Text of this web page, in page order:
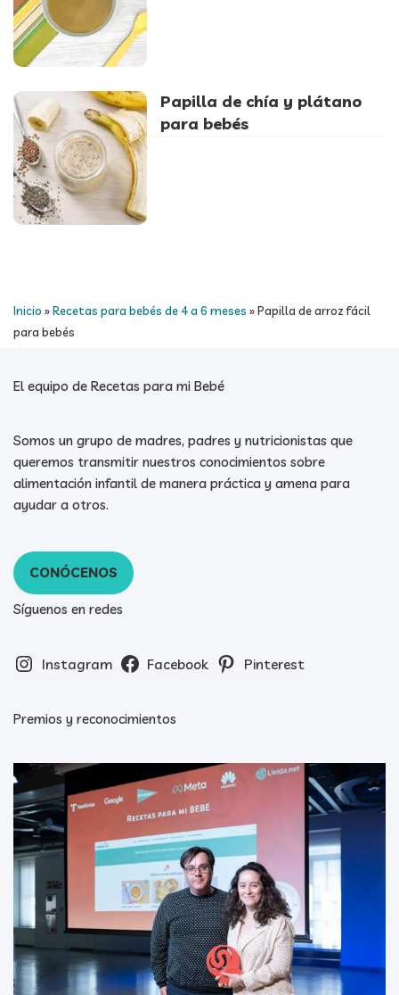
Papilla de chía y plátano
para bebés
Inicio »Recetas para bebés de 4 a 6 meses »Papilla de arroz fácil
para bebés
El equipo de Recetas para mi Bebé
Somos un grupo de madres, padres y nutricionistas que
queremos transmitir nuestros conocimientos sobre
alimentación infantil de manera práctica y amena para
ayudar a otros.
CONÓCENOS
Síguenos en redes
Instagram Facebook Pinterest
Premios y reconocimientos